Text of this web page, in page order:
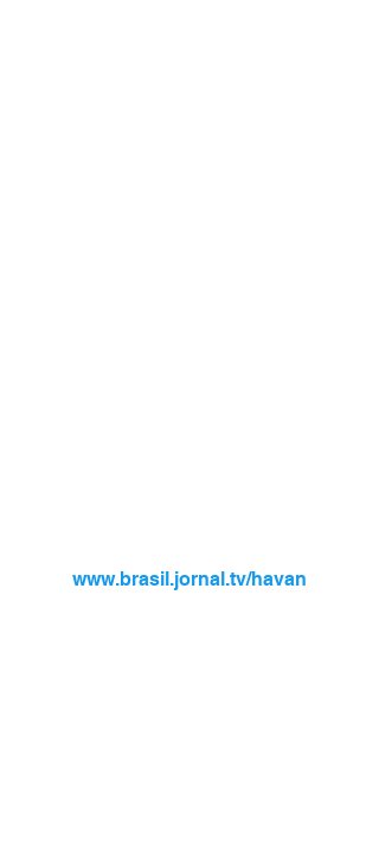
www.brasil.jornal.tv/havan